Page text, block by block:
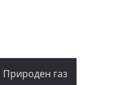
Природен газ